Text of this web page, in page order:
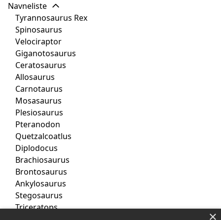
Navneliste
Tyrannosaurus Rex
Spinosaurus
Velociraptor
Giganotosaurus
Ceratosaurus
Allosaurus
Carnotaurus
Mosasaurus
Plesiosaurus
Pteranodon
Quetzalcoatlus
Diplodocus
Brachiosaurus
Brontosaurus
Ankylosaurus
Stegosaurus
Triceratops
×